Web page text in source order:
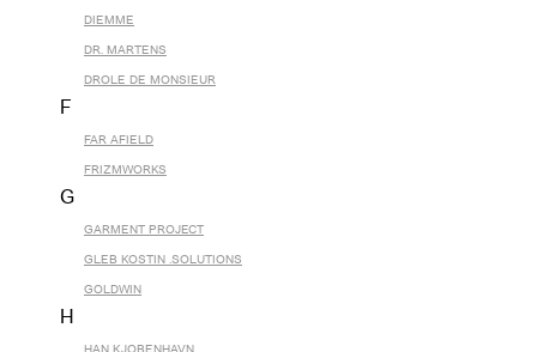
DIEMME
DR. MARTENS
DROLE DE MONSIEUR
F
FAR AFIELD
FRIZMWORKS
G
GARMENT PROJECT
GLEB KOSTIN .SOLUTIONS
GOLDWIN
H